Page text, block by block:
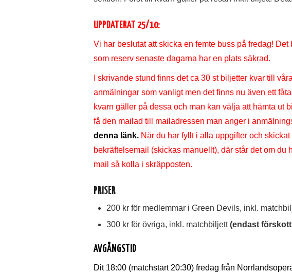
UPPDATERAT 25/10:
Vi har beslutat att skicka en femte buss på fredag!
som reserv senaste dagarna har en plats säkrad.
I skrivande stund finns det ca 30 st biljetter kvar till
anmälningar som vanligt men det finns nu även ett
kvarn gäller på dessa och man kan välja att hämta ut
få den mailad till mailadressen man anger i
denna länk. När du har fyllt i alla uppgifter och
bekräftelsemail (skickas manuellt), där står det om du
mail så kolla i skräpposten.
PRISER
200 kr för medlemmar i Green Devils, inkl.
300 kr för övriga, inkl. matchbiljett(endast
AVGÅNGSTID
Dit 18:00 (matchstart 20:30) fredag från